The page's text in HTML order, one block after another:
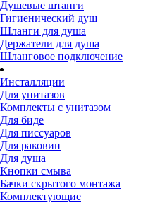
Душевые штанги
Гигиенический душ
Шланги для душа
Держатели для душа
Шланговое подключение
Инсталляции
Для унитазов
Комплекты с унитазом
Для биде
Для писсуаров
Для раковин
Для душа
Кнопки смыва
Бачки скрытого монтажа
Комплектующие